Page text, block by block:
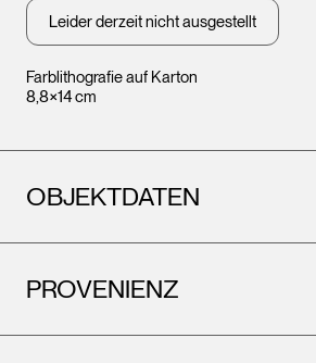
Farblithografie auf Karton
8,8×14 cm
Leider derzeit nicht ausgestellt
OBJEKTDATEN
PROVENIENZ